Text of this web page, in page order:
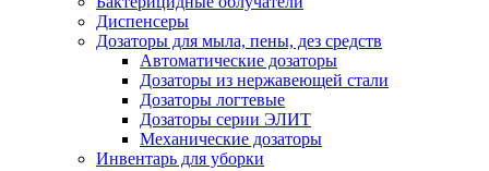
Диспенсеры
Дозаторы для мыла, пены, дез средств
Автоматические дозаторы
Дозаторы из нержавеющей стали
Дозаторы логтевые
Дозаторы серии ЭЛИТ
Механические дозаторы
Инвентарь для уборки